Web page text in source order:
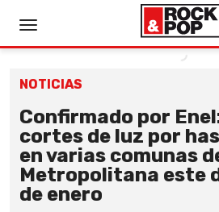
NOTICIAS
Confirmado por
cortes de luz por
en varias comunas
Metropolitana este
de enero